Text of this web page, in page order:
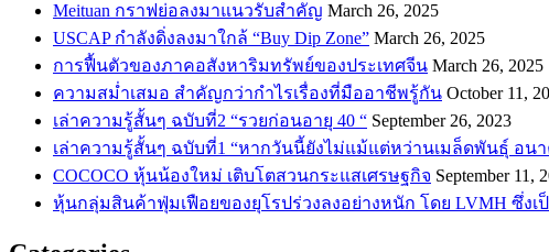
Meituan กราฟย่อลงมาแนวรับสำคัญ March 26, 2025
USCAP กำลังดิ่งลงมาใกล้ “Buy Dip Zone” March 26, 2025
การฟื้นตัวของภาคอสังหาริมทรัพย์ของประเทศจีน March 26, 2025
ความสม่ำเสมอ สำคัญกว่ากำไรเรื่องที่มืออาชีพรู้กัน October 11,
เล่าความรู้สั้นๆ ฉบับที่2 “รวยก่อนอายุ 40 “ September 26, 2023
เล่าความรู้สั้นๆ ฉบับที่1 “หากวันนี้ยังไม่แม้แต่หว่านเมล็ดพันธ์ุ อน
COCOCO หุ้นน้องใหม่ เติบโตสวนกระแสเศรษฐกิจ September 11,
หุ้นกลุ่มสินค้าฟุ่มเฟือยของยุโรปร่วงลงอย่างหนัก โดย LVMH ซึ่งเ